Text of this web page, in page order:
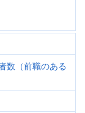
数（前職のある